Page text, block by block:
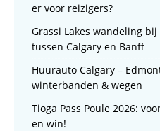
er voor reizigers?
Grassi Lakes wandeling
tussen Calgary en Banff
Huurauto Calgary –
winterbanden & wegen
Tioga Pass Poule 2026:
en win!